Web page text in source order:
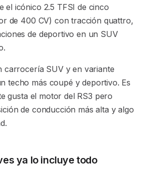
el icónico 2.5 TFSI de cinco
de 400 CV) con tracción quattro,
de deportivo en un SUV
carrocería SUV y en variante
techo más coupé y deportivo. Es
gusta el motor del RS3 pero
de conducción más alta y algo
ya lo incluye todo